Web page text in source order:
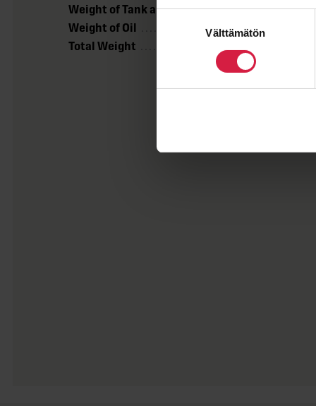
Välttämätön
Weight of Tank and Fittings
19 000 kg
Weight of Oil
37 000 kg
Total Weight